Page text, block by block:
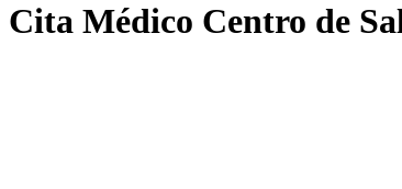
Cita Médico Centro de